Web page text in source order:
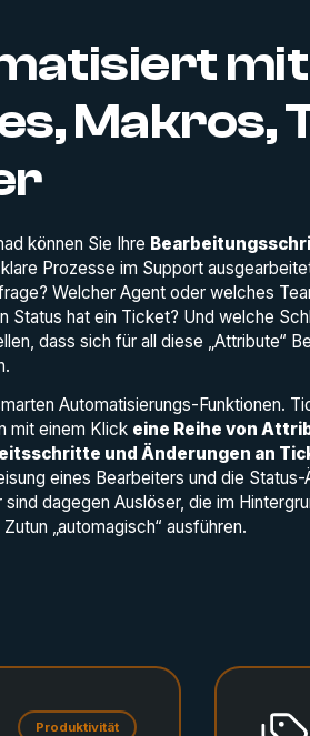
Makros,
können Sie Ihre
Prozesse im Support
Welcher Agent oder welches
Status hat ein Ticket? Und welche
dass sich für all diese „Attribute“
Automatisierungs-Funktionen.
mit einem Klick eine Reihe von
und Änderungen an
eines Bearbeiters und die
dagegen Auslöser, die im
„automagisch“ ausführen.
Produktivität